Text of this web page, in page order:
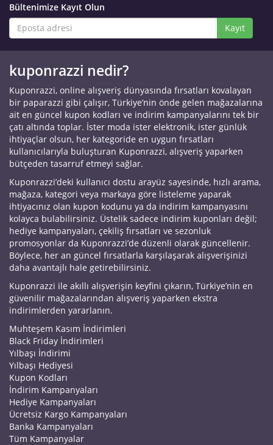
Bültenimize Kayıt Olun
Kayıt
kuponrazzi nedir?
Kuponrazzi, online alışveriş dünyasında fırsatları kovalayan
bir paparazzi gibi çalışır, Türkiye’nin önde gelen mağazalarına
ait en güncel kupon kodları ve indirim kampanyalarını tek bir
çatı altında toplar. İster moda ister elektronik, ister günlük
ihtiyaçlar olsun, her kategoride en uygun fırsatları
kullanıcılarıyla buluşturan Kuponrazzi, alışveriş yaparken
bütçeden tasarruf etmeyi sağlar.
Kuponrazzi’deki kullanıcı dostu arayüz sayesinde, hızlı arama,
mağaza, kategori veya markaya göre listeleme yaparak
ihtiyacınız olan kupon kodunu ya da indirim kampanyasını
kolayca bulabilirsiniz. Üstelik sadece indirim kuponları değil;
hediye kampanyaları, çekiliş fırsatları ve sezonluk
promosyonlar da Kuponrazzi’de düzenli olarak güncellenir.
Böylece, her an güncel fırsatlarla karşılaşarak alışverişinizi
daha avantajlı hale getirebilirsiniz.
Kuponrazzi ile akıllı alışverişin keyfini çıkarın, Türkiye’nin en
güvenilir mağazalarından alışveriş yaparken ekstra
indirimlerden yararlanın.
Muhteşem Kasım İndirimleri
Black Friday İndirimleri
Yılbaşı İndirimi
Yılbaşı Hediyesi
Kupon Kodları
İndirim Kampanyaları
Hediye Kampanyaları
Ücretsiz Kargo Kampanyaları
Banka Kampanyaları
Tüm Kampanyalar